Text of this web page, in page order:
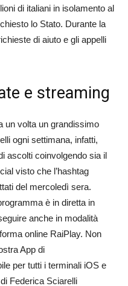
di italiani in isolamento al
lo Stato. Durante la
di aiuto e gli appelli
e streaming
un volta un grandissimo
ogni settimana, infatti,
ascolti coinvolgendo sia il
visto che l’hashtag
del mercoledì sera.
è in diretta in
anche in modalità
online RaiPlay. Non
App di
per tutti i terminali iOS e
Federica Sciarelli